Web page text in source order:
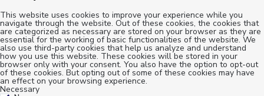
This website uses cookies to improve your experience while you
navigate through the website. Out of these cookies, the cookies that
are categorized as necessary are stored on your browser as they are
essential for the working of basic functionalities of the website. We
also use third-party cookies that help us analyze and understand
how you use this website. These cookies will be stored in your
browser only with your consent. You also have the option to opt-out
of these cookies. But opting out of some of these cookies may have
an effect on your browsing experience.
Necessary